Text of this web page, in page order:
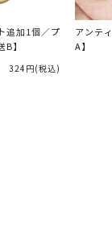
追加1個／プ
】
324円(税込)
アンテ
A】